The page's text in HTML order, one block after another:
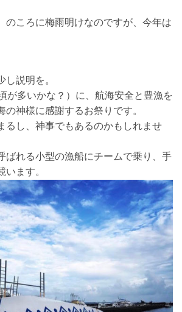
のころに梅雨明けなのですが、今年は
し説明を。
が多いかな？）に、航海安全と豊漁を
の神様に感謝するお祭りです。
るし、神事でもあるのかもしれませ
ばれる小型の漁船にチームで乗り、手
います。